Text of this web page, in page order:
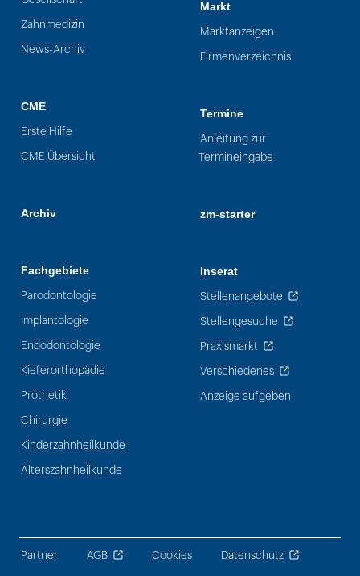
Zahnmedizin
News-Archiv
CME
Erste Hilfe
CME Übersicht
Archiv
Fachgebiete
Parodontologie
Implantologie
Endodontologie
Kieferorthopädie
Prothetik
Chirurgie
Kinderzahnheilkunde
Alterszahnheilkunde
Markt
Marktanzeigen
Firmenverzeichnis
Termine
Anleitung zur
Termineingabe
zm-starter
Inserat
Stellenangebote
Stellengesuche
Praxismarkt
Verschiedenes
Anzeige aufgeben
Partner AGB Cookies Datenschutz